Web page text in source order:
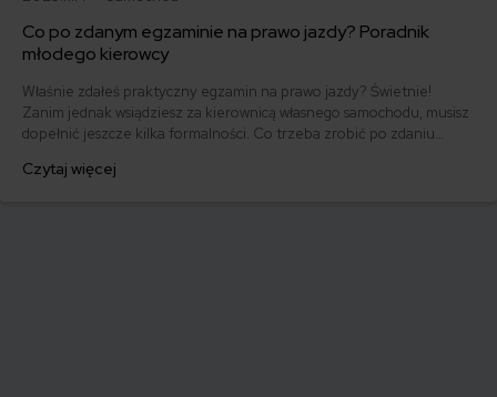
Co po zdanym egzaminie na prawo jazdy? Poradnik
młodego kierowcy
Właśnie zdałeś praktyczny egzamin na prawo jazdy? Świetnie!
Zanim jednak wsiądziesz za kierownicą własnego samochodu, musisz
dopełnić jeszcze kilka formalności. Co trzeba zrobić po zdaniu
którym szybko załatwisz sprawy urzędowe i będziesz mógł prowadzić
Czytaj więcej